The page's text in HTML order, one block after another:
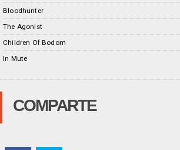
Bloodhunter
The Agonist
Children Of Bodom
In Mute
COMPARTE